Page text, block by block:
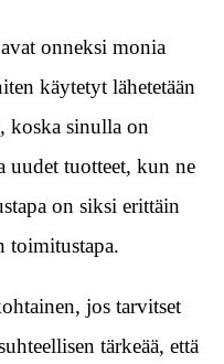
onneksi monia
käytetyt lähetetään
koska sinulla on
uudet tuotteet, kun ne
on siksi erittäin
toimitustapa.
jos tarvitset
tärkeää, että